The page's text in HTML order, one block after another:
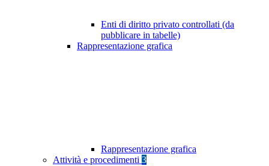
Enti di diritto privato controllati (da
pubblicare in tabelle)
Rappresentazione grafica
Rappresentazione grafica
Attività e procedimenti 3